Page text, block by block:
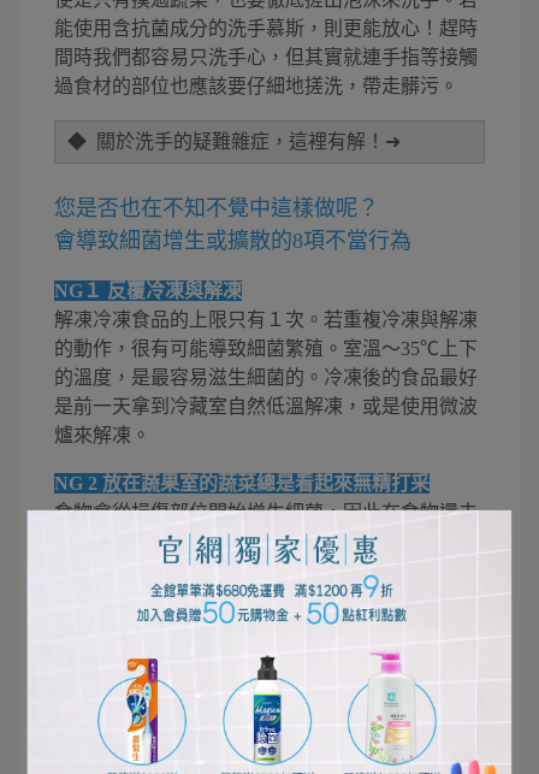
能使用含抗菌成分的洗手慕斯，則更能放心！趕時
間時我們都容易只洗手心，但其實就連手指等接觸
過食材的部位也應該要仔細地搓洗，帶走髒污。
◆ 關於洗手的疑難雜症，這裡有解！ ➜
您是否也在不知不覺中這樣做呢？
會導致細菌增生或擴散的8項不當行為
NG１ 反覆冷凍與解凍
解凍冷凍食品的上限只有１次。若重複冷凍與解凍
的動作，很有可能導致細菌繁殖。室溫～35℃上下
的溫度，是最容易滋生細菌的。冷凍後的食品最好
是前一天拿到冷藏室自然低溫解凍，或是使用微波
爐來解凍。
NG 2 放在蔬果室的蔬菜總是看起來無精打采
食物會從損傷部位開始增生細菌，因此在食物還未
有損傷時就食用，可以預防食物中毒。應定期檢查
蔬果室裡是否有枯萎的蔬菜！特別是生食的沙拉蔬
菜要趁新鮮食用，且即使外觀看起來再乾淨，也要
用流動的水徹底洗淨後再食用。
NG 3 切完生肉再切蔬菜
處理沙拉生菜的順序基本上要在料理生肉或生魚之
前。謹記著下刀的順序是先把蔬菜全數切好，再來
切生肉、生魚。砧板若能區分「肉、魚專用」及